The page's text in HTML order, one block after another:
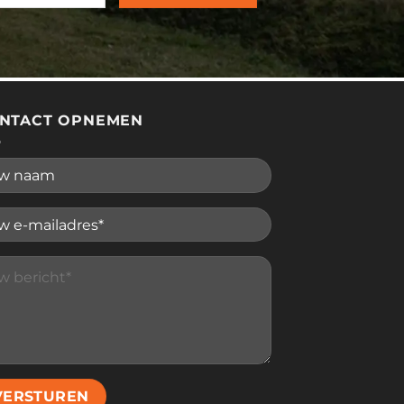
OPNEMEN
leave this field empty.